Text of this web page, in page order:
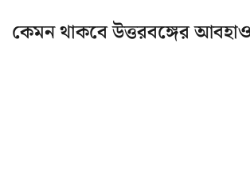
কেমন থাকবে উত্তরবঙ্গের